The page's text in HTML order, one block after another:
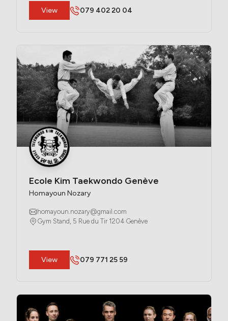
​View 079 402 20 04
Ecole Kim Taekwondo Genève
Homayoun Nozary
homayoun.nozary@gmail.com
Gym Stand, 5 Rue du Tir 1204 Genève
​View 079 771 25 59